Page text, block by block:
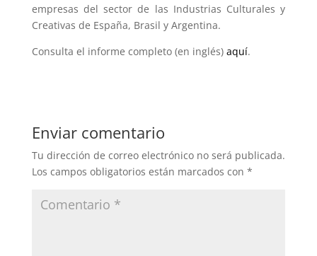
empresas del sector de las Industrias Culturales y
Creativas de España, Brasil y Argentina.
Consulta el informe completo (en inglés) aquí.
Enviar comentario
Tu dirección de correo electrónico no será publicada.
Los campos obligatorios están marcados con *